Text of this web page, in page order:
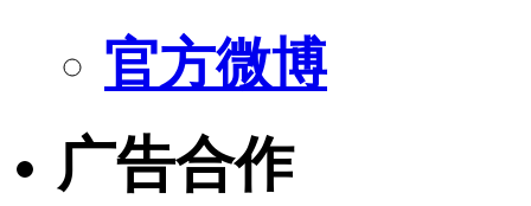
官方微博
广告合作